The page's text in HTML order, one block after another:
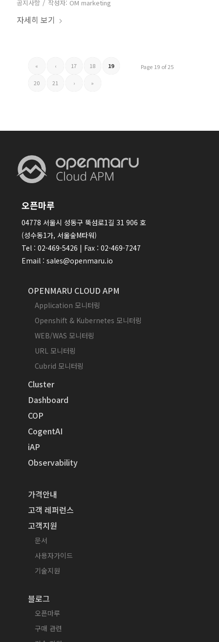
공지사항
작성자: OM marketing
자세히 보기
Page 19 of 25
« ‹ 17 18 19
20 21 › »
오픈마루
04778 서울시 성동구 뚝섬로1길 31 906 호
(성수동1가, 서울숲M타워)
Tel : 02-469-5426 | Fax : 02-469-7247
Email : sales@openmaru.io
OPENMARU CLOUD APM
Application 모니터링
Openshift & Kubernetes 모니터링
WEB/WAS 모니터링
URL 모니터링
Cubrid 모니터링
Cluster
Dashboard
COP
CogentAI
iAP
Observability
가격안내
고객 레퍼런스
고객지원
문서
사용자가이드
기술지원
블로그
오픈마루
구매 관련